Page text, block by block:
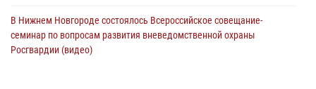
В Нижнем Новгороде состоялось Всероссийское совещание-
семинар по вопросам развития вневедомственной охраны
Росгвардии (видео)